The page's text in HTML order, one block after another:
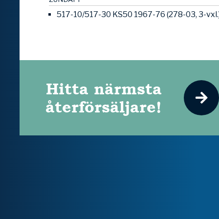
517-10/517-30 KS50 1967-76 (278-03, 3-
Hitta närmsta
återförsäljare!